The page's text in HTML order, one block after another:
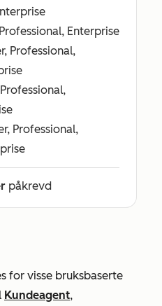
Enterprise
Professional,
Professional,
påkrevd
for visse bruksbaserte
Kundeagent,